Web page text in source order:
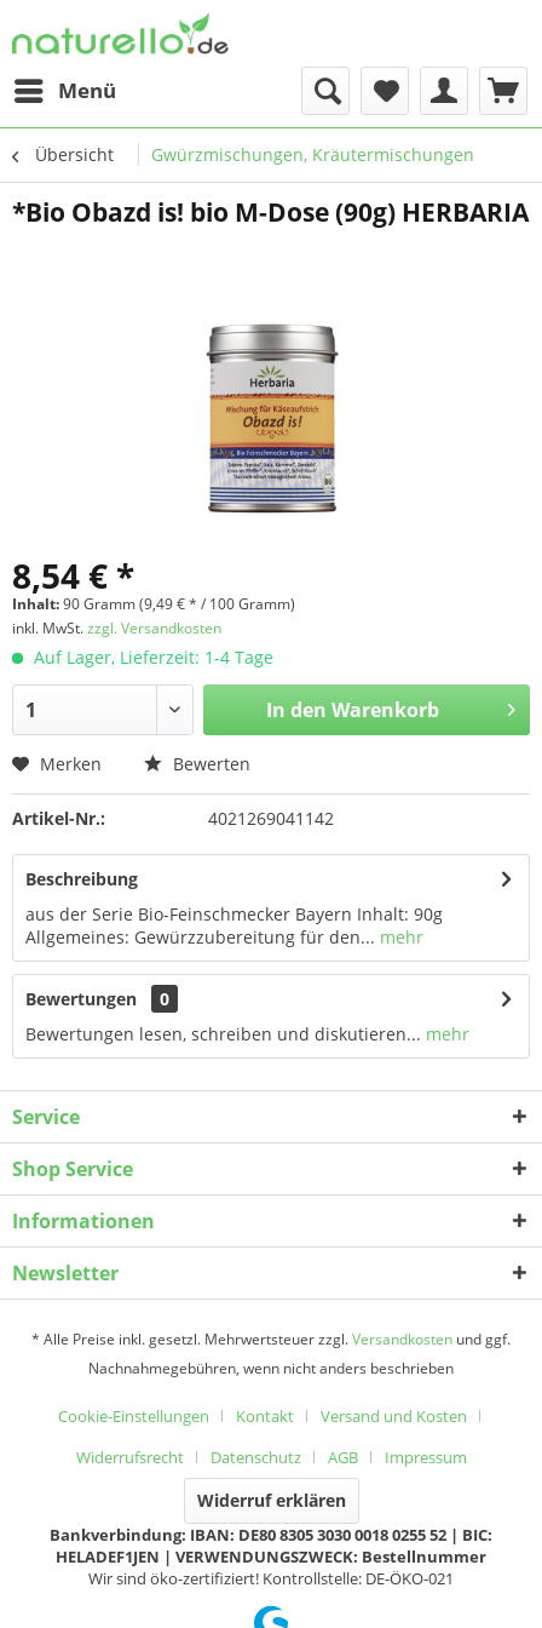
Menü
Übersicht Gwürzmischungen, Kräutermischungen
*Bio Obazd is! bio M-Dose (90g) HERBARIA
8,54 € *
Inhalt:90 Gramm (9,49 € * / 100 Gramm)
inkl. MwSt.zzgl. Versandkosten
Auf Lager, Lieferzeit: 1-4 Tage
In den Warenkorb
Merken Bewerten
Artikel-Nr.: 4021269041142
Beschreibung
aus der Serie Bio-Feinschmecker Bayern Inhalt: 90g
Allgemeines: Gewürzzubereitung für den... mehr
Bewertungen
0
Bewertungen lesen, schreiben und diskutieren... mehr
Service
Shop Service
Informationen
Newsletter
* Alle Preise inkl. gesetzl. Mehrwertsteuer zzgl.Versandkosten und ggf.
Nachnahmegebühren, wenn nicht anders beschrieben
Cookie-Einstellungen Kontakt
Versand und Kosten
Widerrufsrecht
Datenschutz AGB Impressum
Widerruf erklären
Bankverbindung: IBAN: DE80 8305 3030 0018 0255 52 | BIC:
HELADEF1JEN | VERWENDUNGSZWECK: Bestellnummer
Wir sind öko-zertifiziert! Kontrollstelle: DE-ÖKO-021